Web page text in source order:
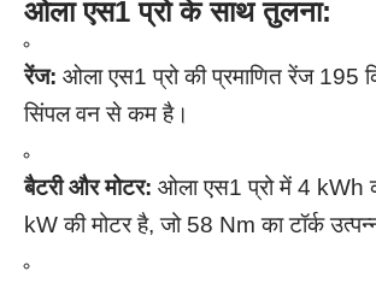
ओला एस1 प्रो के साथ तुलना:
रेंज: ओला एस1 प्रो की प्रमाणित रेंज 195
सिंपल वन से कम है।
बैटरी और मोटर: ओला एस1 प्रो में 4 kWh
kW की मोटर है, जो 58 Nm का टॉर्क